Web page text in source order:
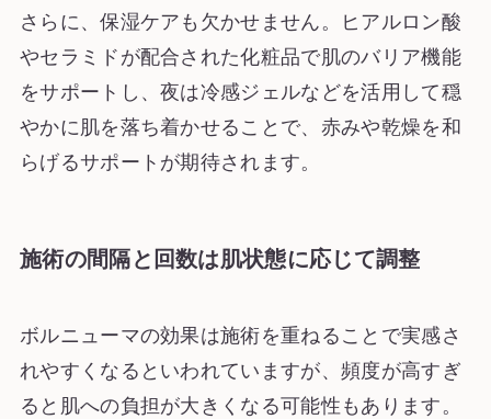
さらに、保湿ケアも欠かせません。ヒアルロン酸
やセラミドが配合された化粧品で肌のバリア機能
をサポートし、夜は冷感ジェルなどを活用して穏
やかに肌を落ち着かせることで、赤みや乾燥を和
らげるサポートが期待されます。
施術の間隔と回数は肌状態に応じて調整
ボルニューマの効果は施術を重ねることで実感さ
れやすくなるといわれていますが、頻度が高すぎ
ると肌への負担が大きくなる可能性もあります。